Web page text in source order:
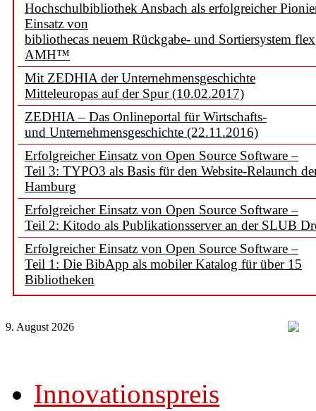
Hochschulbibliothek Ansbach als erfolgreicher
Einsatz von
bibliothecas neuem Rückgabe- und Sortiersystem flex
AMH™
Mit ZEDHIA der Unternehmensgeschichte
Mitteleuropas auf der Spur (10.02.2017)
ZEDHIA – Das Onlineportal für Wirtschafts-
und Unternehmensgeschichte (22.11.2016)
Erfolgreicher Einsatz von Open Source Software –
Teil 3: TYPO3 als Basis für den Website-Relaunch
Hamburg
Erfolgreicher Einsatz von Open Source Software –
Teil 2: Kitodo als Publikationsserver an der SLUB
Erfolgreicher Einsatz von Open Source Software –
Teil 1: Die BibApp als mobiler Katalog für über 15
Bibliotheken
9. August 2026
Innovationspreis